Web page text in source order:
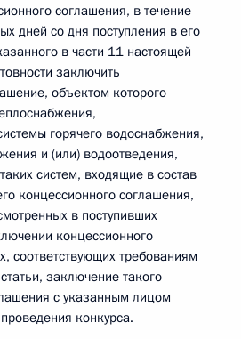
соглашения, в течение
дней со дня поступления в его
в части 11 настоящей
заключить
объектом которого
горячего водоснабжения,
и (или) водоотведения,
систем, входящие в состав
концессионного соглашения,
в поступивших
концессионного
соответствующих требованиям
заключение такого
с указанным лицом
конкурса.